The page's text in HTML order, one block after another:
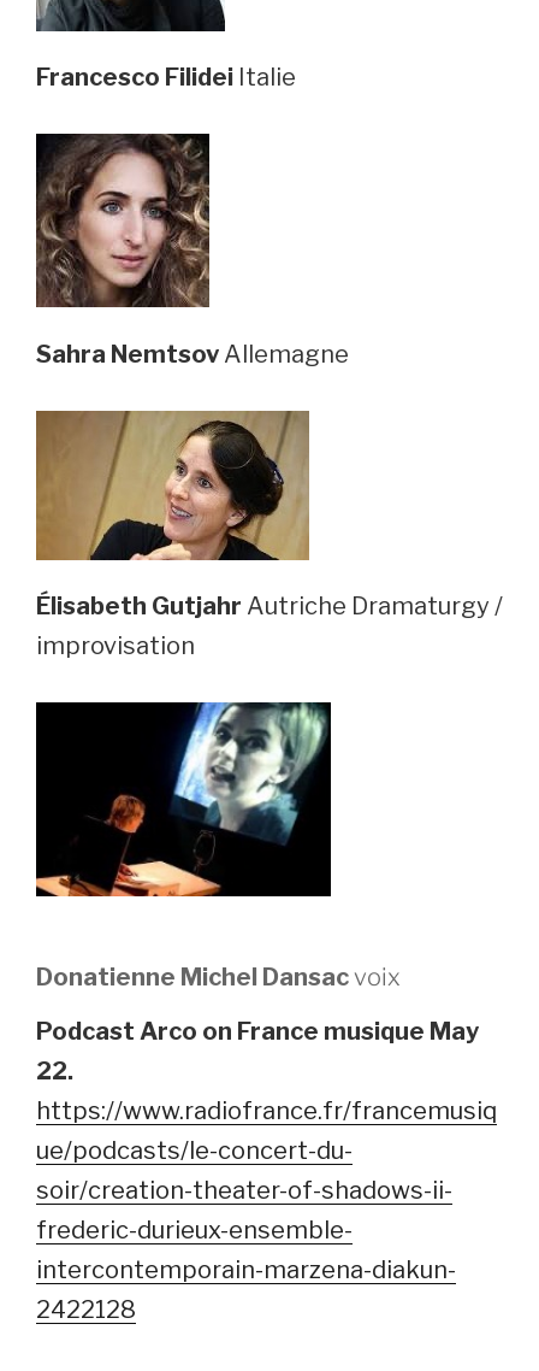
Francesco Filidei Italie
Sahra Nemtsov Allemagne
Élisabeth Gutjahr Autriche Dramaturgy /
improvisation
Donatienne Michel Dansacvoix
Podcast Arco on France musique May
22.
https://www.radiofrance.fr/francemusiq
ue/podcasts/le-concert-du-
soir/creation-theater-of-shadows-ii-
frederic-durieux-ensemble-
intercontemporain-marzena-diakun-
2422128